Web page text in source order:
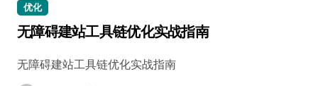
优化
无障碍建站工具链优化实战指南
无障碍建站工具链优化实战指南